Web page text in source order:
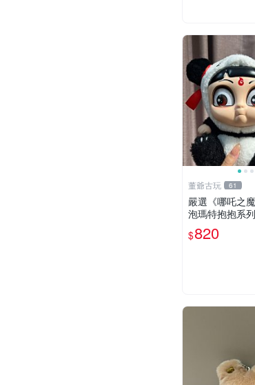
董爺古玩 61
嚴選《哪吒之
泡瑪特抱抱系
膠臉毛絨，
示 哪吒 毛絨公
$820